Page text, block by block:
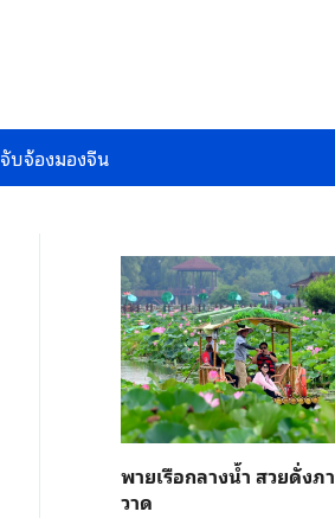
จับจ้องมองจีน
พายเรือกลางน้ำ สวยดั่งภ
วาด